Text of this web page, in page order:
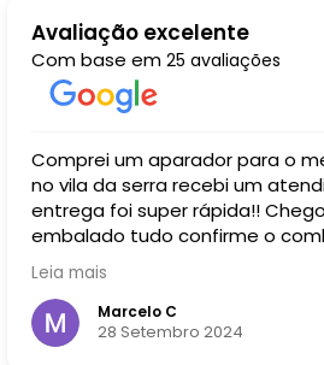
Avaliação excelente
Com base em25 avaliações
Comprei um aparador para o meu apartamento aqui
no vila da serra recebi um atendimento impecável e a
entrega foi super rápida!!
embalado tudo confirme o
bem grande! Recomendo muito
cada centavo !
Leia mais
Marcelo C
28 Setembro 2024